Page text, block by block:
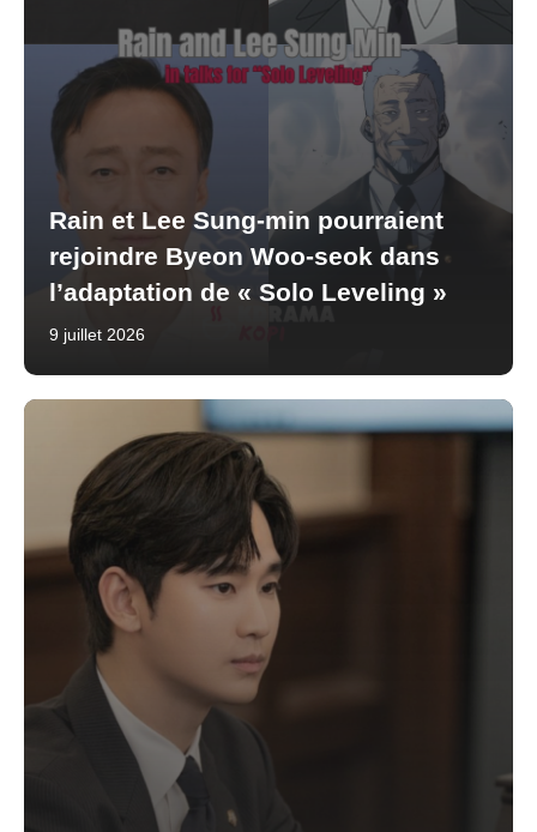
Rain et Lee Sung-min pourraient
rejoindre Byeon Woo-seok dans
l’adaptation de « Solo Leveling »
9 juillet 2026